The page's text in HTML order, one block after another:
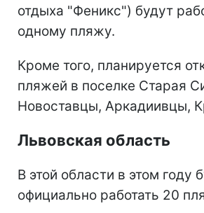
отдыха "Феникс") будут
одному пляжу.
Кроме того, планируется
пляжей в поселке Старая
Новоставцы, Аркадиивцы,
Львовская область
В этой области в этом году
официально работать 20